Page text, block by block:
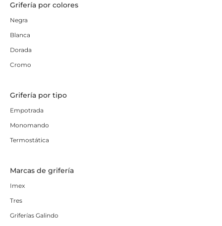
Grifería por colores
Negra
Blanca
Dorada
Cromo
Grifería por tipo
Empotrada
Monomando
Termostática
Marcas de grifería
Imex
Tres
Griferías Galindo